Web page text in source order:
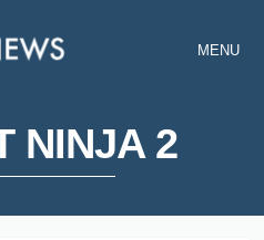
MENU
NINJA 2